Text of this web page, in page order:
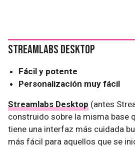
Streamlabs Desktop
Fácil y potente
Personalización muy fácil
Streamlabs Desktop (antes
construido sobre la misma base
tiene una interfaz más cuidada
más fácil para aquellos que se